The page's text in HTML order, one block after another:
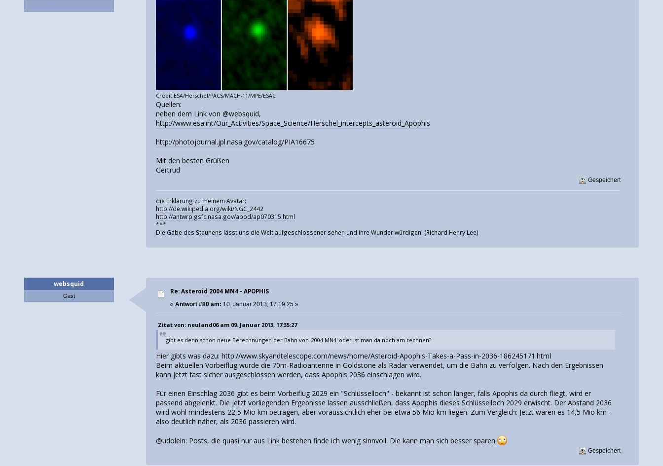
Credit:ESA/Herschel/PACS/MACH-11/MPE/ESAC
Quellen:
neben dem Link von @websquid,
http://www.esa.int/Our_Activities/Space_Science/Herschel_intercepts_asteroid_Apophis
http://photojournal.jpl.nasa.gov/catalog/PIA16675
Mit den besten Grüßen
Gertrud
Gespeichert
die Erklärung zu meinem Avatar:
http://de.wikipedia.org/wiki/NGC_2442
http://antwrp.gsfc.nasa.gov/apod/ap070315.html
***
Die Gabe des Staunens lässt uns die Welt aufgeschlossener sehen und ihre Wunder würdigen. (Richard Henry Lee)
websquid
Gast
Re: Asteroid 2004 MN4 - APOPHIS
«Antwort #80 am: 10. Januar 2013, 17:19:25 »
Zitat von: neuland06 am 09. Januar 2013, 17:35:27
gibt es denn schon neue Berechnungen der Bahn von '2004 MN4' oder ist man da noch am rechnen?
Hier gibts was dazu:http://www.skyandtelescope.com/news/home/Asteroid-Apophis-Takes-a-Pass-in-2036-186245171.html
Beim aktuellen Vorbeiflug wurde die 70m-Radioantenne in Goldstone als Radar verwendet, um die Bahn zu verfolgen. Nach den Ergebnissen
kann jetzt fast sicher ausgeschlossen werden, dass Apophis 2036 einschlagen wird.
Für einen Einschlag 2036 gibt es beim Vorbeiflug 2029 ein "Schlüsselloch" - bekannt ist schon länger, falls Apophis da durch fliegt, wird er
passend abgelenkt. Die jetzt vorliegenden Ergebnisse lassen ausschließen, dass Apophis dieses Schlüsselloch 2029 erwischt. Der Abstand 2036
wird wohl mindestens 22,5 Mio km betragen, aber voraussichtlich eher bei etwa 56 Mio km liegen. Zum Vergleich: Jetzt waren es 14,5 Mio km -
also deutlich näher, als 2036 passieren wird.
@udolein: Posts, die quasi nur aus Link bestehen finde ich wenig sinnvoll. Die kann man sich besser sparen
Gespeichert